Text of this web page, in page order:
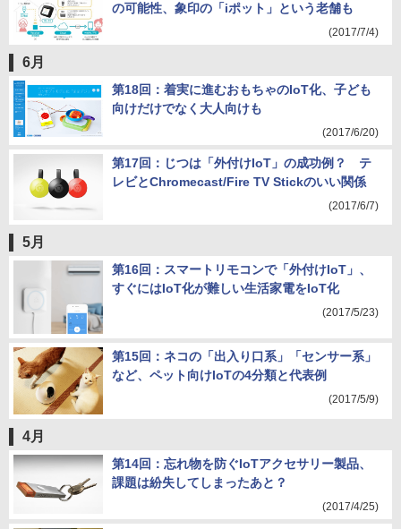
の可能性、象印の「iポット」という老舗も
(2017/7/4)
6月
第18回：着実に進むおもちゃのIoT化、子ども
向けだけでなく大人向けも
(2017/6/20)
第17回：じつは「外付けIoT」の成功例？ テ
レビとChromecast/Fire TV Stickのいい関係
(2017/6/7)
5月
第16回：スマートリモコンで「外付けIoT」、
すぐにはIoT化が難しい生活家電をIoT化
(2017/5/23)
第15回：ネコの「出入り口系」「センサー系」
など、ペット向けIoTの4分類と代表例
(2017/5/9)
4月
第14回：忘れ物を防ぐIoTアクセサリー製品、
課題は紛失してしまったあと？
(2017/4/25)